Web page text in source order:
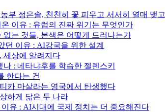
부 정은솔, 천천히 꽃 피우고 서서히 열매 맺고
이유 : 유럽의 진짜 위기는 무엇인가
없는 것들, 본색은 어떻게 드러나는가
던 이유 : AI강국을 위한 설계
세상에 알려지다
: 네타냐후를 학습한 젤렌스키
한다는 건
카 마살라는 영국에서 탄생했다
하게 닮은 두 나라
유 : AI시대에 국제 정치는 더 중요해진다